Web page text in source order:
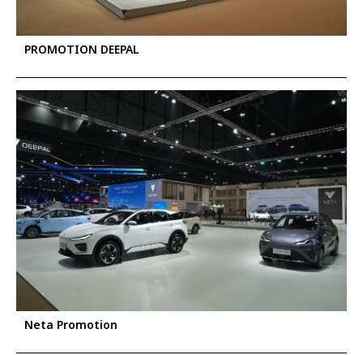
PROMOTION DEEPAL
Neta Promotion